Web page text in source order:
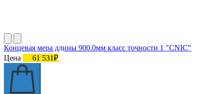
Концевая мера длины 900.0мм класс точности 1 "CNIC"
Цена
61 531₽